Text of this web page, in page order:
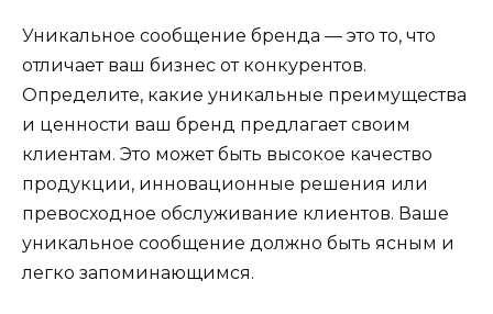
Уникальное сообщение бренда — это то, что
отличает ваш бизнес от конкурентов.
Определите, какие уникальные преимущества
и ценности ваш бренд предлагает своим
клиентам. Это может быть высокое качество
продукции, инновационные решения или
превосходное обслуживание клиентов. Ваше
уникальное сообщение должно быть ясным и
легко запоминающимся.